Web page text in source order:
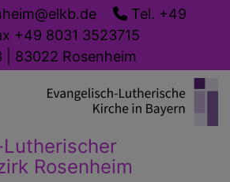
Tel. +49
+49 8031 3523715
| 83022 Rosenheim
Rosenheim